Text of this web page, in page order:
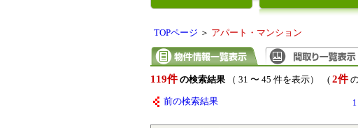
TOPページ ＞ アパート・マンション
119件 の検索結果（ 31 〜 45 件を表示） ( 2件
前の検索結果 1